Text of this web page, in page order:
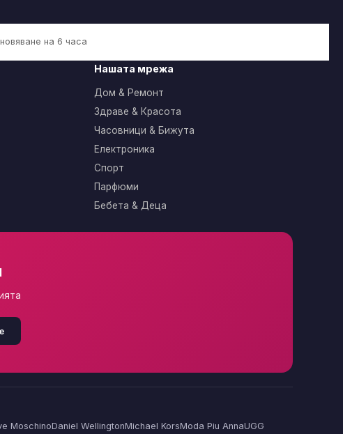
на 6 часа
Нашата мрежа
Дом & Ремонт
Здраве & Красота
Часовници & Бижута
Електроника
Спорт
Парфюми
Бебета & Деца
MoschinoDaniel WellingtonMichael KorsModa Piu AnnaUGG